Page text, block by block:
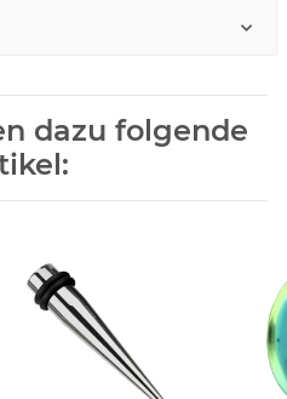
dazu folgende